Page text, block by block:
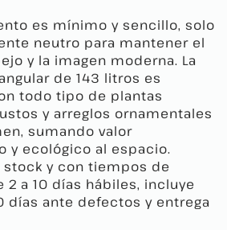
es mínimo y sencillo, solo
neutro para mantener el
y la imagen moderna. La
de 143 litros es
todo tipo de plantas
y arreglos ornamentales
sumando valor
y ecológico al espacio.
stock y con tiempos de
a 10 días hábiles, incluye
días ante defectos y entrega